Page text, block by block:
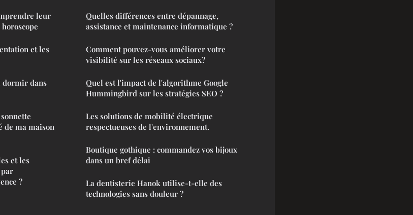
leur
et les
dormir dans
de ma maison
et les
?
Quelles différences entre dépannage,
assistance et maintenance informatique ?
Comment pouvez-vous améliorer votre
visibilité sur les réseaux sociaux?
Quel est l'impact de l'algorithme Google
Hummingbird sur les stratégies SEO ?
Les solutions de mobilité électrique
respectueuses de l'environnement.
Boutique gothique : commandez vos bijoux
dans un bref délai
La dentisterie Hanok utilise-t-elle des
technologies sans douleur ?